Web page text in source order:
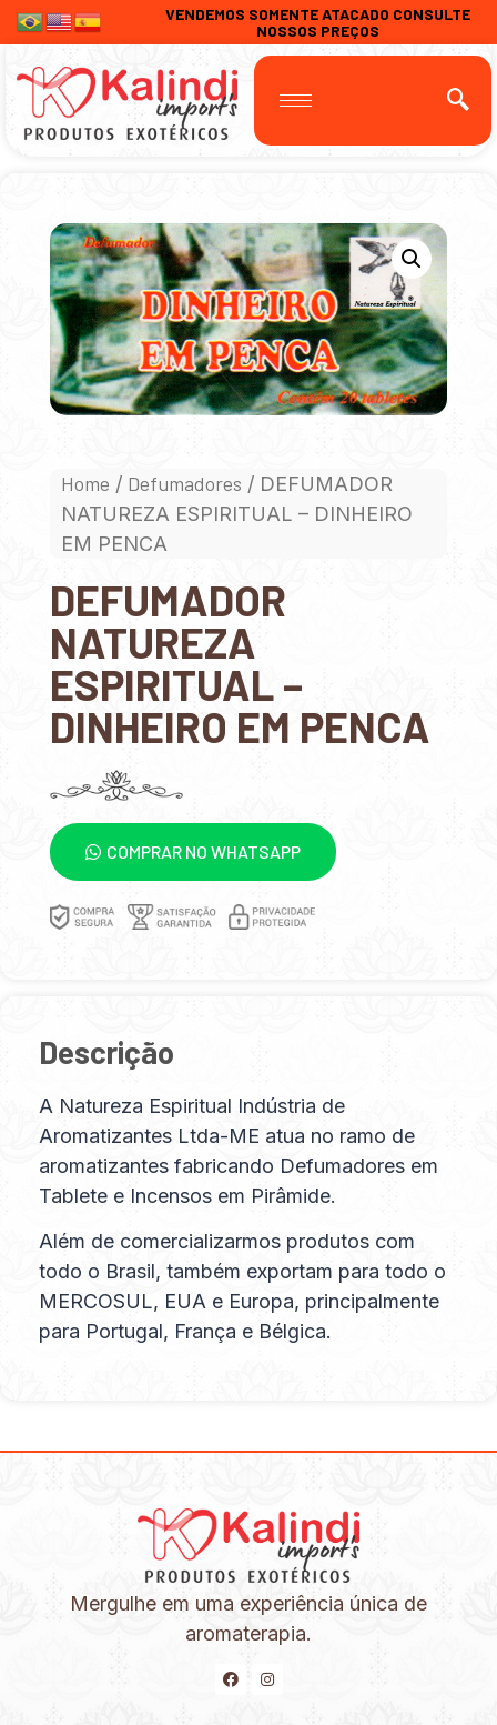
VENDEMOS SOMENTE ATACADO CONSULTE
NOSSOS PREÇOS
Home / Defumadores / DEFUMADOR
NATUREZA ESPIRITUAL – DINHEIRO
EM PENCA
DEFUMADOR
NATUREZA
ESPIRITUAL –
DINHEIRO EM PENCA
COMPRAR NO WHATSAPP
Descrição
A Natureza Espiritual Indústria de
Aromatizantes Ltda-ME atua no ramo de
aromatizantes fabricando Defumadores em
Tablete e Incensos em Pirâmide.
Além de comercializarmos produtos com
todo o Brasil, também exportam para todo o
MERCOSUL, EUA e Europa, principalmente
para Portugal, França e Bélgica.
Mergulhe em uma experiência única de
aromaterapia.